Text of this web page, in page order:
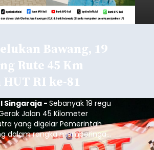
Bawang, 19
Rute 45 Km
RI ke-81
Singaraja - Sebanyak 19 regu
Jalan 45 Kilometer
yang digelar Pemerintah
dalam rangka memperingati
Republik Indonesia.